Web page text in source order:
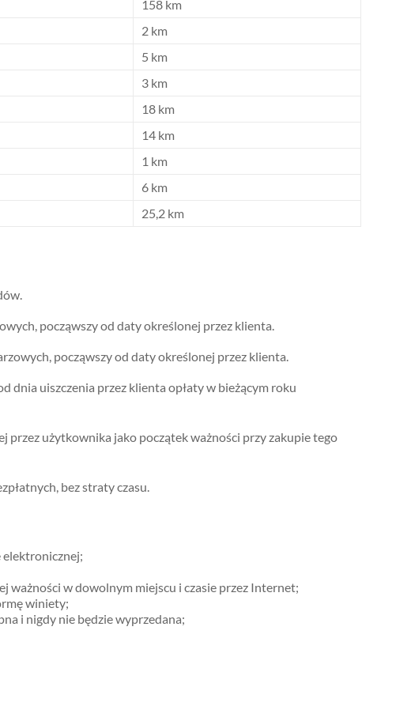
158 km
2 km
5 km
3 km
18 km
14 km
1 km
6 km
25,2 km
począwszy od daty określonej przez klienta.
począwszy od daty określonej przez klienta.
dnia uiszczenia przez klienta opłaty w bieżącym roku
przez użytkownika jako początek ważności przy zakupie tego
bez straty czasu.
elektronicznej;
ważności w dowolnym miejscu i czasie przez Internet;
winiety;
i nigdy nie będzie wyprzedana;